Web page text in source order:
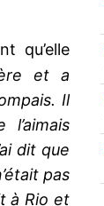
qu’elle
et a
Il
dit que
pas
à Rio et